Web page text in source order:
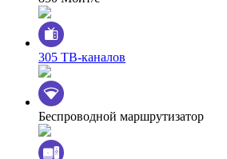
305 ТВ-каналов
Беспроводной маршрутизатор